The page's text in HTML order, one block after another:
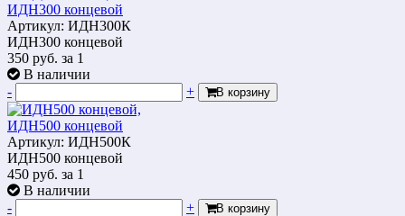
ИДН300 концевой
Артикул: ИДН300К
ИДН300 концевой
350 руб. за 1
В наличии
-
+ В корзину
ИДН500 концевой
Артикул: ИДН500К
ИДН500 концевой
450 руб. за 1
В наличии
-
+ В корзину